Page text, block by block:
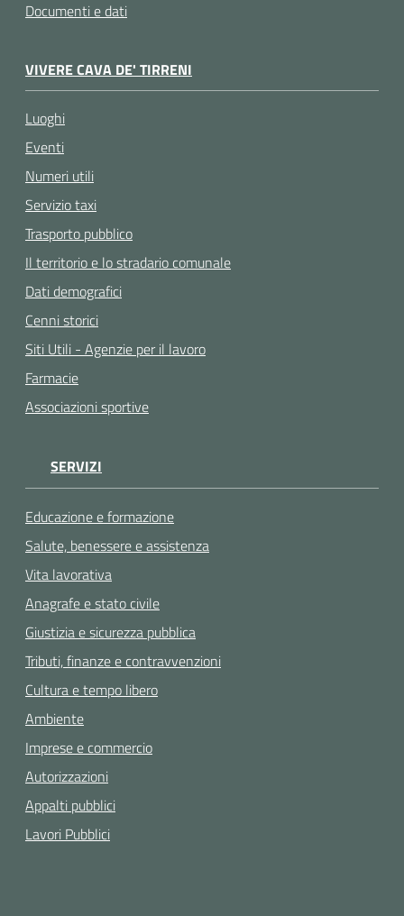
Documenti e dati
VIVERE CAVA DE' TIRRENI
Luoghi
Eventi
Numeri utili
Servizio taxi
Trasporto pubblico
Il territorio e lo stradario comunale
Dati demografici
Cenni storici
Siti Utili - Agenzie per il lavoro
Farmacie
Associazioni sportive
SERVIZI
Educazione e formazione
Salute, benessere e assistenza
Vita lavorativa
Anagrafe e stato civile
Giustizia e sicurezza pubblica
Tributi, finanze e contravvenzioni
Cultura e tempo libero
Ambiente
Imprese e commercio
Autorizzazioni
Appalti pubblici
Lavori Pubblici